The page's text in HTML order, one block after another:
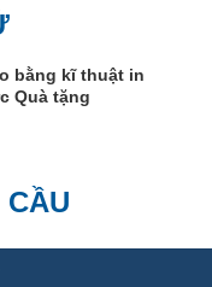
bằng kĩ thuật in
Quà tặng
CẦU